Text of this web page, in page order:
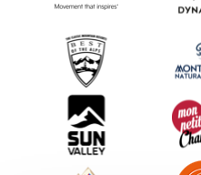
Envíe su evento
Service groupes et
Descargar
Turismo y discapacidad